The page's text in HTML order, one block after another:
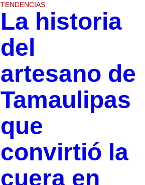
TENDENCIAS
La historia
del
artesano de
Tamaulipas
que
convirtió la
cuera en